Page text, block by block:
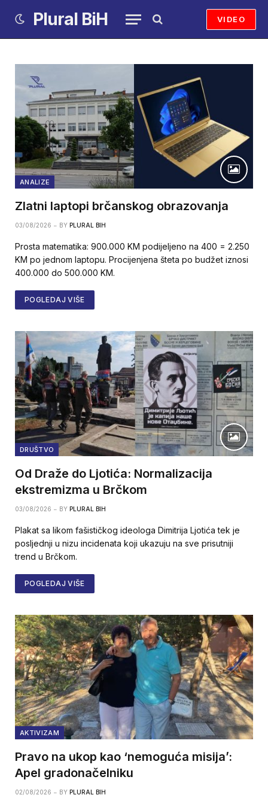
Plural BiH VIDEO
ANALIZE
Zlatni laptopi brčanskog obrazovanja
03/08/2026 BY PLURAL BIH
Prosta matematika: 900.000 KM podijeljeno na 400 = 2.250
KM po jednom laptopu. Procijenjena šteta po budžet iznosi
400.000 do 500.000 KM.
POGLEDAJ VIŠE
DRUŠTVO
Od Draže do Ljotića: Normalizacija
ekstremizma u Brčkom
03/08/2026 BY PLURAL BIH
Plakat sa likom fašističkog ideologa Dimitrija Ljotića tek je
posljednji u nizu incidenata koji ukazuju na sve prisutniji
trend u Brčkom.
POGLEDAJ VIŠE
AKTIVIZAM
Pravo na ukop kao ‘nemoguća misija’:
Apel gradonačelniku
02/08/2026 BY PLURAL BIH